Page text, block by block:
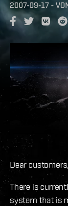
2007-09-17 -
Dear
There is
system that is